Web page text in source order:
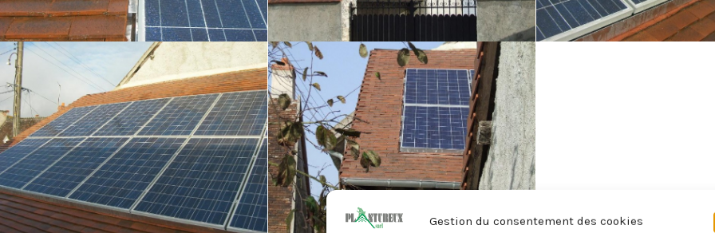
Gestion du consentement des cookies